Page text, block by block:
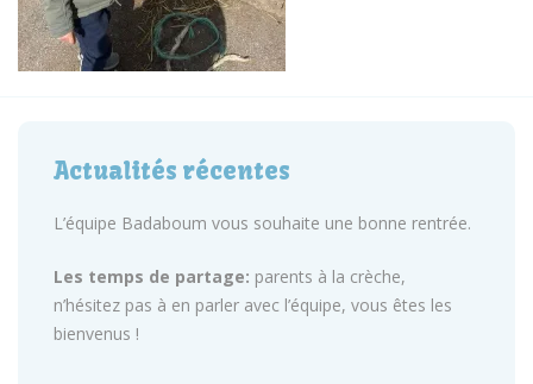
Actualités récentes
L’équipe Badaboum vous souhaite une bonne rentrée.
Les temps de partage: parents à la crèche,
n’hésitez pas à en parler avec l’équipe, vous êtes les
bienvenus !